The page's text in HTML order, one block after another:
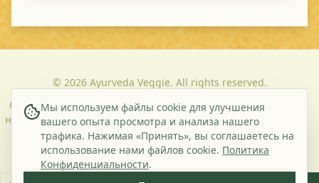
© 2026Ayurveda Veggie. All rights reserved.
О
нас
Контакт
Политика
конфиденциальности
Условия и
положения
Подпишитесь на нашу рассылку
Мы используем файлы cookie для улучшения
вашего опыта просмотра и анализа нашего
трафика. Нажимая «Принять», вы соглашаетесь на
использование нами файлов cookie. Политика
Конфиденциальности.